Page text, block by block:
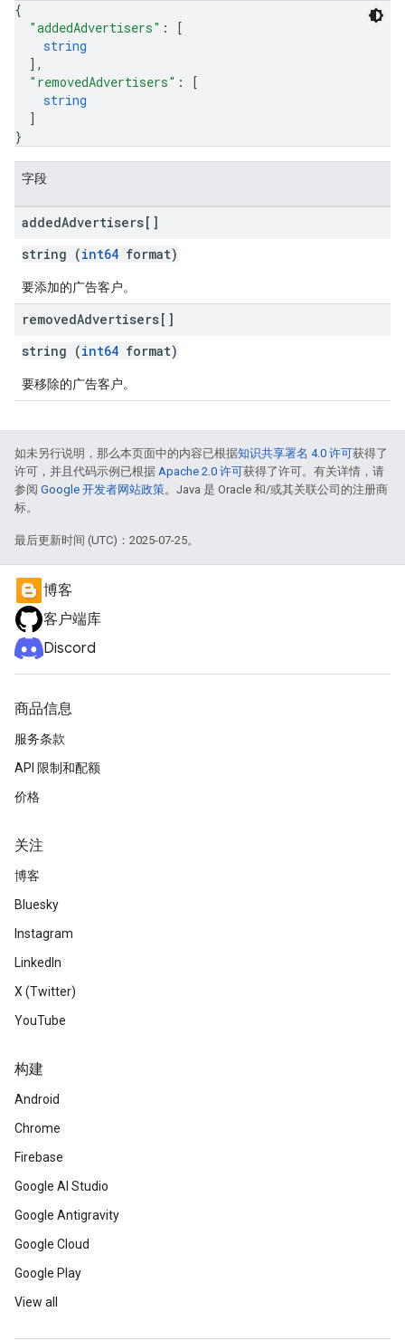
{
"addedAdvertisers" :
[
string
] ,
"removedAdvertisers" :
[
string
]
}
字段
addedAdvertisers[]
string (int64 format)
要添加的广告客户。
removedAdvertisers[]
string (int64 format)
要移除的广告客户。
如未另行说明，那么本页面中的内容已根据知识共享署名 4.0 许可获得了
许可，并且代码示例已根据 Apache 2.0 许可获得了许可。有关详情，请
参阅 Google 开发者网站政策。Java 是 Oracle 和/或其关联公司的注册商
标。
最后更新时间 (UTC)：2025-07-25。
博客
客户端库
Discord
商品信息
服务条款
API 限制和配额
价格
关注
博客
Bluesky
Instagram
LinkedIn
X (Twitter)
YouTube
构建
Android
Chrome
Firebase
Google AI Studio
Google Antigravity
Google Cloud
Google Play
View all